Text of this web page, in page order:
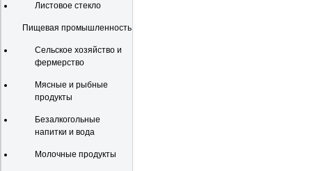
Листовое стекло
Пищевая промышленность
Сельское хозяйство и
фермерство
Мясные и рыбные
продукты
Безалкогольные
напитки и вода
Молочные продукты